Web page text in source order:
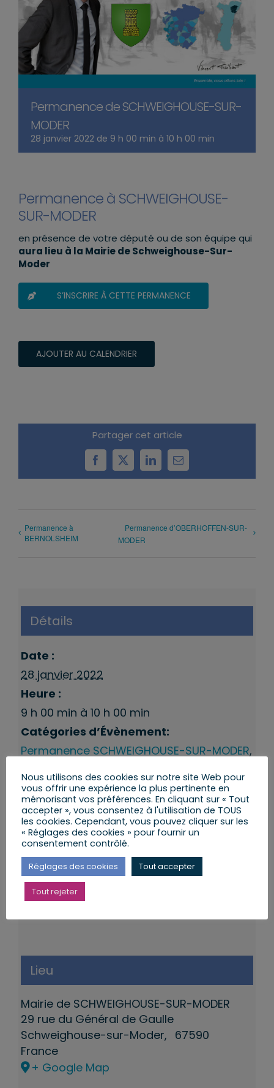
Permanence de SCHWEIGHOUSE-SUR-
MODER
28 janvier 2022 de 9 h 00 min à 10 h 00 min
Permanence à SCHWEIGHOUSE-
SUR-MODER
en présence de votre député ou de son équipe qui
aura lieu à la Mairie de Schweighouse-Sur-
Moder
S’INSCRIRE À CETTE PERMANENCE
AJOUTER AU CALENDRIER
Partager cet article
Facebook
X LinkedInEmail
Permanence à
BERNOLSHEIM
Permanence d’OBERHOFFEN-SUR-
MODER
Détails
Date :
28 janvier 2022
Heure :
9 h 00 min à 10 h 00 min
Catégories d’Évènement:
Permanence SCHWEIGHOUSE-SUR-MODER,
Lieu
Mairie de SCHWEIGHOUSE-SUR-MODER
29 rue du Général de Gaulle
Schweighouse-sur-Moder, 67590
France
+ Google Map
Nous utilisons des cookies sur notre site Web pour
vous offrir une expérience la plus pertinente en
mémorisant vos préférences. En cliquant sur « Tout
accepter », vous consentez à l'utilisation de TOUS
les cookies. Cependant, vous pouvez cliquer sur les
« Réglages des cookies » pour fournir un
consentement contrôlé.
Réglages des cookies Tout accepter
Tout rejeter